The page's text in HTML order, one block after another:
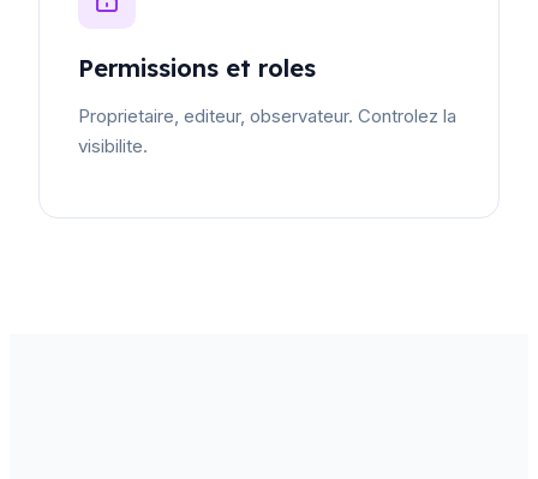
Permissions et roles
Proprietaire, editeur, observateur. Controlez la
visibilite.